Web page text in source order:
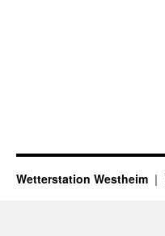
Wetterstation Westheim